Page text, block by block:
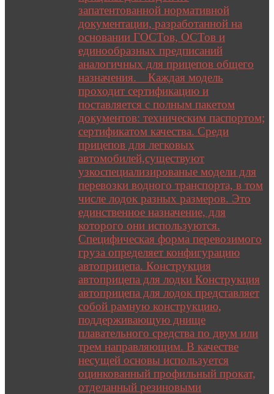
запатентованной нормативной
документации, разработанной на
основании ГОСТов, ОСТов и
единообразных предписаний
аналогичных для прицепов общего
назначения. Каждая модель
проходит сертификацию и
поставляется с полным пакетом
документов: техническим паспортом;
сертификатом качества. Среди
прицепов для легковых
автомобилей,существуют
узкоспециализированые модели для
перевозки водного транспорта, в том
числе лодок разных размеров. Это
единственное назначение, для
которого они используются.
Специфическая форма перевозимого
груза определяет конфигурацию
автоприцепа. Конструкция
автоприцепа для лодки Конструкция
автоприцепа для лодок представляет
собой рамную конструкцию,
поддерживающую днище
плавательного средства по двум или
трем направляющим. В качестве
несущей основы используется
оцинкованный профильный прокат,
отделанный резиновыми